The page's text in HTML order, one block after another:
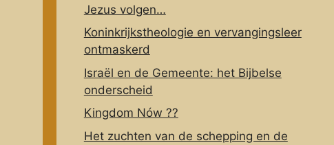
Jezus volgen…
Koninkrijkstheologie en vervangingsleer
ontmaskerd
Israël en de Gemeente: het Bijbelse
onderscheid
Kingdom Nów ??
Het zuchten van de schepping en de